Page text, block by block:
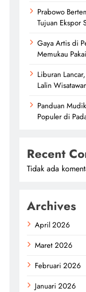
Prabowo
Tujuan Ekspor
Gaya Artis di
Memukau
Liburan
Lalin
Panduan
Populer di
Recent
Tidak ada
Archives
April 2026
Maret 2026
Februari 2026
Januari 2026